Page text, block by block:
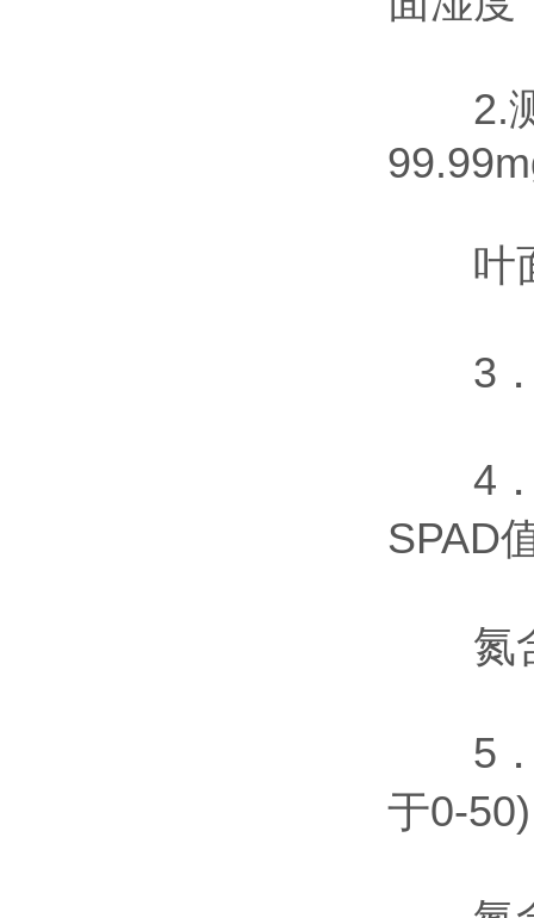
2.测
叶面
3．
4．
SPAD
氮含
5．
于0-50)